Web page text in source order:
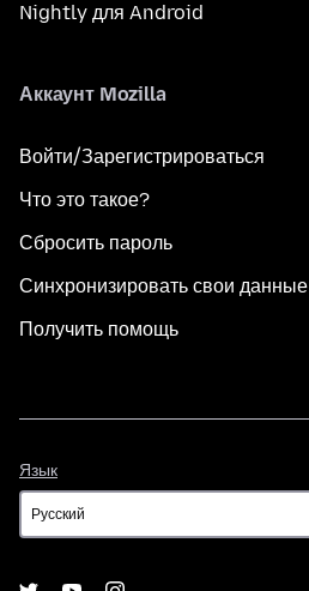
Nightly для Android
Аккаунт Mozilla
Войти/Зарегистрироваться
Что это такое?
Сбросить пароль
Синхронизировать свои данные
Получить помощь
Язык